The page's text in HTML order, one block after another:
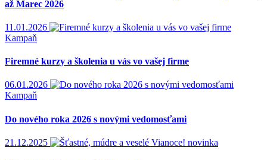
až Marec 2026
11.01.2026
Kampaň
Firemné kurzy a školenia u vás vo vašej firme
06.01.2026
Kampaň
Do nového roka 2026 s novými vedomosťami
21.12.2025 novinka